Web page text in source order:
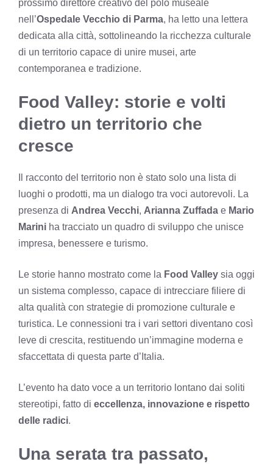
prossimo direttore creativo del polo museale
nell’Ospedale Vecchio di Parma, ha letto una lettera
dedicata alla città, sottolineando la ricchezza culturale
di un territorio capace di unire musei, arte
contemporanea e tradizione.
Food Valley: storie e volti
dietro un territorio che
cresce
Il racconto del territorio non è stato solo una lista di
luoghi o prodotti, ma un dialogo tra voci autorevoli. La
presenza di Andrea Vecchi, Arianna Zuffada e Mario
Marini ha tracciato un quadro di sviluppo che unisce
impresa, benessere e turismo.
Le storie hanno mostrato come la Food Valley sia oggi
un sistema complesso, capace di intrecciare filiere di
alta qualità con strategie di promozione culturale e
turistica. Le connessioni tra i vari settori diventano così
leve di crescita, restituendo un’immagine moderna e
sfaccettata di questa parte d’Italia.
L’evento ha dato voce a un territorio lontano dai soliti
stereotipi, fatto di eccellenza, innovazione e rispetto
delle radici.
Una serata tra passato,